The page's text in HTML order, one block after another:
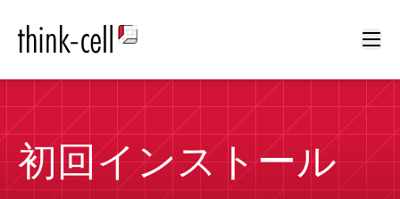
初回インストール